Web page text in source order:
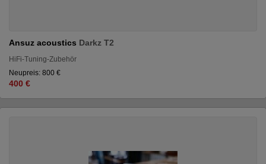
Ansuz acoustics Darkz T2
HiFi-Tuning-Zubehör
Neupreis: 800 €
400 €